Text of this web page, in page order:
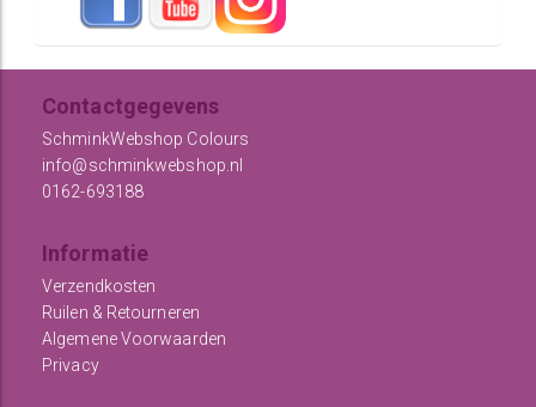
Contactgegevens
SchminkWebshop Colours
info@schminkwebshop.nl
0162-693188
Informatie
Verzendkosten
Ruilen & Retourneren
Algemene Voorwaarden
Privacy